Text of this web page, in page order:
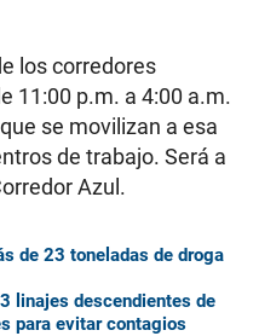
los corredores
11:00 p.m. a 4:00 a.m.
se movilizan a esa
de trabajo. Será a
Azul.
de 23 toneladas de droga
linajes descendientes de
para evitar contagios